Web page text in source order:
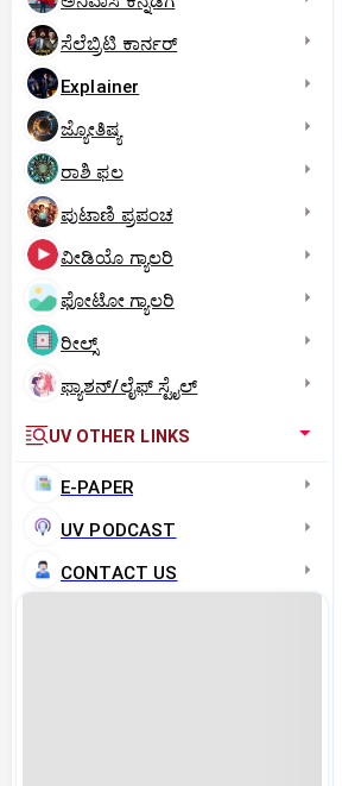
ಸೆಲೆಬ್ರಿಟಿ ಕಾರ್ನರ್‌
Explainer
ಜ್ಯೋತಿಷ್ಯ
ರಾಶಿ ಫಲ
ಪುಟಾಣಿ ಪ್ರಪಂಚ
ವೀಡಿಯೊ ಗ್ಯಾಲರಿ
ಫೋಟೋ ಗ್ಯಾಲರಿ
ರೀಲ್ಸ್
ಫ್ಯಾಶನ್/ಲೈಫ್‌ ಸ್ಟೈಲ್
UV OTHER LINKS
E-PAPER
UV PODCAST
CONTACT US